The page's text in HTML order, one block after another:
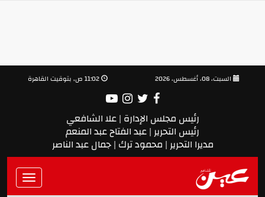
رئيس مجلس الإدارة | علا الشافعي
رئيس التحرير | عبد الفتاح عبد المنعم
مديرا التحرير | محمود ترك | جمال عبد الناصر
Toggle